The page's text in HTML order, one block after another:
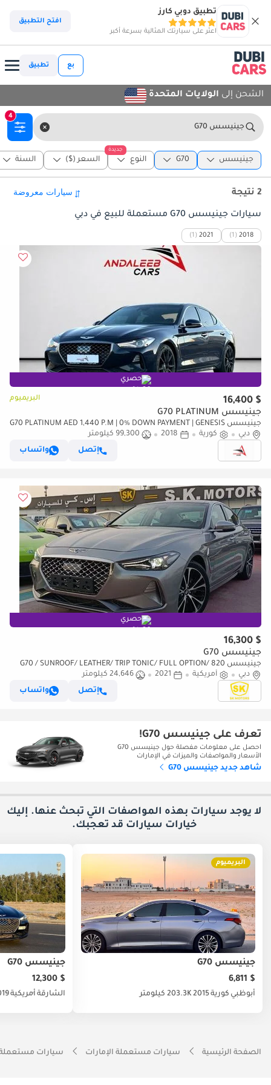
تطبيق دوبي كارز
اعثر على سيارتك المثالية بسرعة أكبر
افتح التطبيق
بع تطبيق
الشحن إلى الولايات المتحدة
جينيسس G70
4
جينيسس G70
جديدة
النوع السعر ($) السنة
2 نتيجة
سيارات جينيسس G70 مستعملة للبيع في دبي
2018
(1)
2021
(1)
حصري
$ 16,400 البريميوم
جينيسس G70 PLATINUM
جينيسس G70 PLATINUM AED 1,440 P.M | 0% DOWN PAYMENT | GENESIS
G70 PRESTIGE | 3.3L TWIN-TURBO V6 | 2018 | KOREAN SPECS
دبي كورية 2018
99,300 كيلومتر
إتصل
واتساب
حصري
$ 16,300
جينيسس G70
جينيسس G70 / SUNROOF/ LEATHER/ TRIP TONIC/ FULL OPTION/ 820
MONTHLY / LOT#72947
دبي أمريكية 2021
24,646 كيلومتر
إتصل
واتساب
تعرف على جينيسس G70!
احصل على معلومات مفصلة حول جينيسس G70
الأسعار والمواصفات والميزات في الإمارات
شاهد جديد جينيسس G70
لا يوجد سيارات بهذه المواصفات التي تبحث عنها. إليك
خيارات سيارات قد تعجبك.
البريميوم
جينيسس G70
$ 6,811
أبوظبي كورية2015203.3K كيلومتر
جينيسس G70
$ 12,300
الشارقة أمريكية
الصفحة الرئيسية سيارات مستعملة الإمارات سيارات